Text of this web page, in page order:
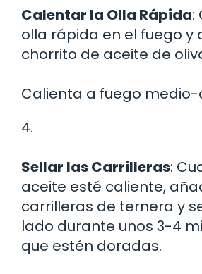
Calentar la Olla Rápida:
olla rápida en el fuego y
chorrito de aceite de
Calienta a fuego medio-
4.
Sellar las Carrilleras:
aceite esté caliente,
carrilleras de ternera y
lado durante unos 3-4
que estén doradas.